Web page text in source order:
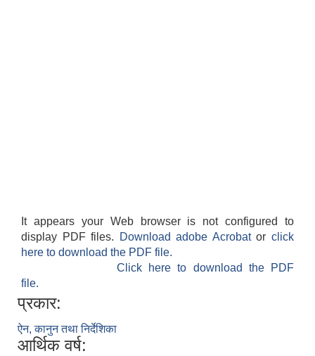
It appears your Web browser is not configured to
display PDF files.
Download adobe Acrobatorclick
here to download the PDF file.
Click here to download the PDF
file.
प्रकार:
ऐन, कानुन तथा निर्देशिका
आर्थिक वर्ष: